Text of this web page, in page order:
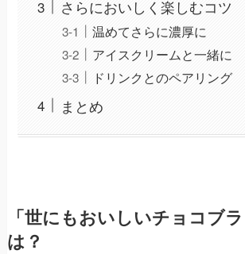
さらにおいしく楽しむコツ
温めてさらに濃厚に
アイスクリームと一緒に
ドリンクとのペアリング
まとめ
「世にもおいしいチョコブ
は？